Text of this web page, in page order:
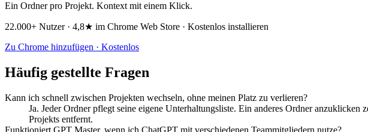
Ein Ordner pro Projekt. Kontext mit einem Klick.
22.000+ Nutzer · 4,8★ im Chrome Web Store · Kostenlos installieren
Zu Chrome hinzufügen · Kostenlos
Häufig gestellte Fragen
Kann ich schnell zwischen Projekten wechseln, ohne meinen Platz zu verlieren?
Ja. Jeder Ordner pflegt seine eigene Unterhaltungsliste. Ein anderes Ordner
Projekts entfernt.